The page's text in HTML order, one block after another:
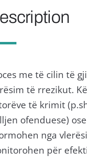
me të cilin të
të rrezikut.
të krimit
ofenduese)
nga
për